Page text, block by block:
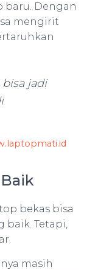
Dengan
mengirit
jadi
bekas bisa
baik. Tetapi,
masih